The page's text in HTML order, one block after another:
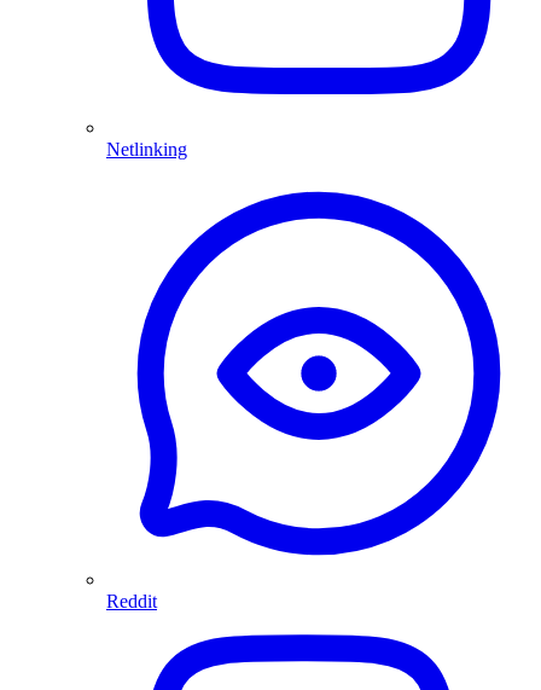
Netlinking
Reddit